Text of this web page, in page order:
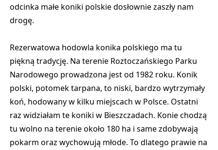
odcinka małe koniki polskie dosłownie zaszły nam
drogę.
Rezerwatowa hodowla konika polskiego ma tu
piękną tradycję. Na terenie Roztoczańskiego Parku
Narodowego prowadzona jest od 1982 roku. Konik
polski, potomek tarpana, to niski, bardzo wytrzymały
koń, hodowany w kilku miejscach w Polsce. Ostatni
raz widziałam te koniki w Bieszczadach. Konie chodzą
tu wolno na terenie około 180 ha i same zdobywają
pokarm oraz wychowują młode. To dlatego prawie na